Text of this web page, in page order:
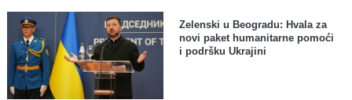
Zelenski u Beogradu: Hvala za
novi paket humanitarne pomoći
i podršku Ukrajini